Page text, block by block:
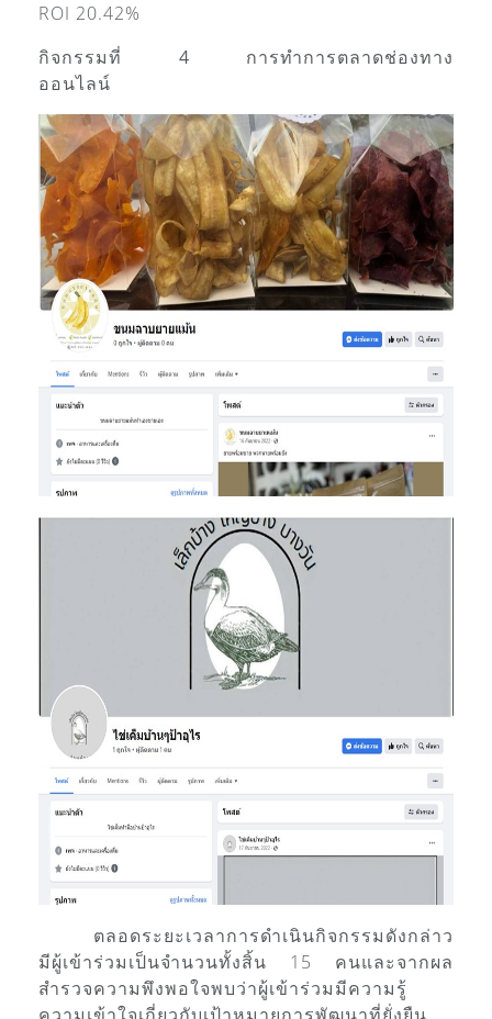
ROI 20.42%
กิจกรรมที่ 4 การทำการตลาดช่องทาง
ออนไลน์
ตลอดระยะเวลาการดำเนินกิจกรรมดังกล่าว
มีผู้เข้าร่วมเป็นจำนวนทั้งสิ้น 15 คนและจากผล
สำรวจความพึงพอใจพบว่าผู้เข้าร่วมมีความรู้